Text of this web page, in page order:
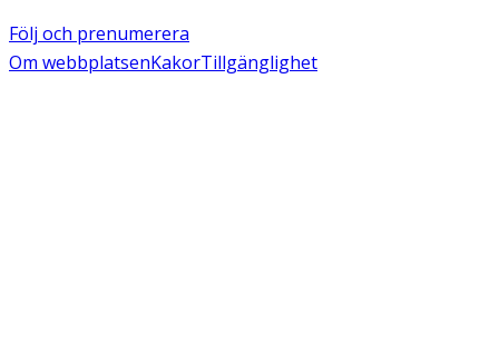
Följ och prenumerera
Om webbplatsenKakorTillgänglighet